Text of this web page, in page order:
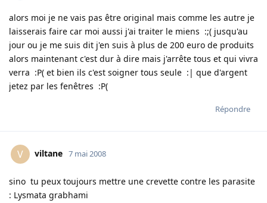
alors moi je ne vais pas être original mais comme les autre je
laisserais faire car moi aussi j'ai traiter le miens :;( jusqu'au
jour ou je me suis dit j'en suis à plus de 200 euro de produits
alors maintenant c'est dur à dire mais j'arrête tous et qui vivra
verra :P( et bien ils c'est soigner tous seule :| que d'argent
jetez par les fenêtres :P(
Répondre
V viltane 7 mai 2008
sino tu peux toujours mettre une crevette contre les parasite
: Lysmata grabhami